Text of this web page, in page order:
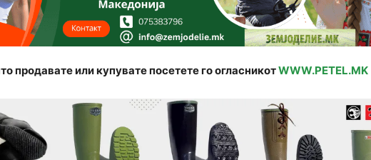
продавате или купувате посетете го огласникотWWW.PETEL.MK